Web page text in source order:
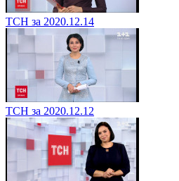
ТСН за 2020.12.14
ТСН за 2020.12.12